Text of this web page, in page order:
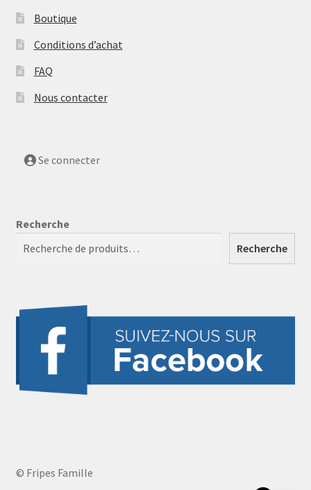
Boutique
Conditions d’achat
FAQ
Nous contacter
Se connecter
Recherche
Recherche
© Fripes Famille